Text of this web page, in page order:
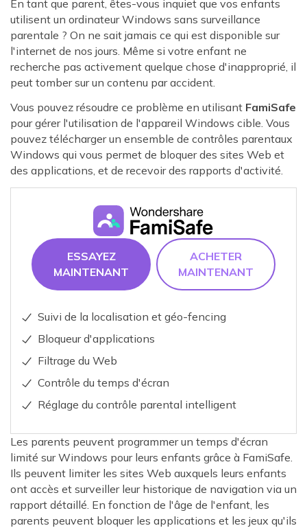
En tant que parent, êtes-vous inquiet que vos enfants
utilisent un ordinateur Windows sans surveillance
parentale ? On ne sait jamais ce qui est disponible sur
l'internet de nos jours. Même si votre enfant ne
recherche pas activement quelque chose d'inapproprié, il
peut tomber sur un contenu par accident.
Vous pouvez résoudre ce problème en utilisant FamiSafe
pour gérer l'utilisation de l'appareil Windows cible. Vous
pouvez télécharger un ensemble de contrôles parentaux
Windows qui vous permet de bloquer des sites Web et
des applications, et de recevoir des rapports d'activité.
ESSAYEZ
MAINTENANT
ACHETER
MAINTENANT
Suivi de la localisation et géo-fencing
Bloqueur d'applications
Filtrage du Web
Contrôle du temps d'écran
Réglage du contrôle parental intelligent
Les parents peuvent programmer un temps d'écran
limité sur Windows pour leurs enfants grâce à FamiSafe.
Ils peuvent limiter les sites Web auxquels leurs enfants
ont accès et surveiller leur historique de navigation via un
rapport détaillé. En fonction de l'âge de l'enfant, les
parents peuvent bloquer les applications et les jeux qu'ils